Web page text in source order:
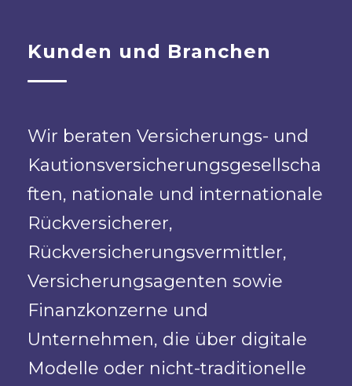
Kunden und Branchen
Wir beraten Versicherungs- und
Kautionsversicherungsgesellscha
ften, nationale und internationale
Rückversicherer,
Rückversicherungsvermittler,
Versicherungsagenten sowie
Finanzkonzerne und
Unternehmen, die über digitale
Modelle oder nicht-traditionelle